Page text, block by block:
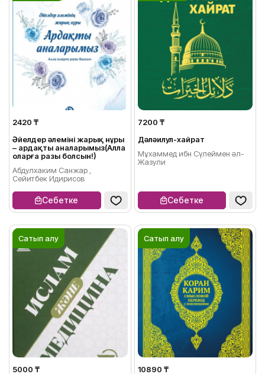
2420 ₸
Әйелдер әлемінің жарық нұры
– ардақты аналарымыз(Алла
оларға разы болсын!)
Абдулхаким Санжар ,
Сейитбек Идирисов
Себетке
7200 ₸
Дәләилул-хайрат
Мұхаммед ибн Сүлеймен әл-
Жазули
Себетке
Сатып алу
5000 ₸
Сатып алу
10890 ₸